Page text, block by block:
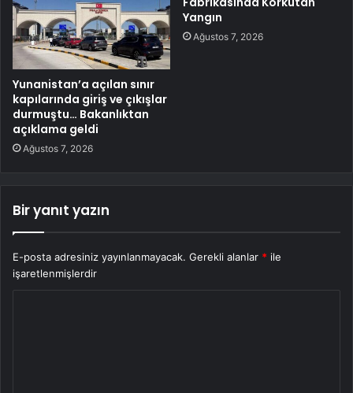
Yunanistan’a açılan sınır
kapılarında giriş ve çıkışlar
durmuştu… Bakanlıktan
açıklama geldi
Ağustos 7, 2026
Yangın
Ağustos 7, 2026
Bir yanıt yazın
E-posta adresiniz yayınlanmayacak. Gerekli alanlar * ile
işaretlenmişlerdir